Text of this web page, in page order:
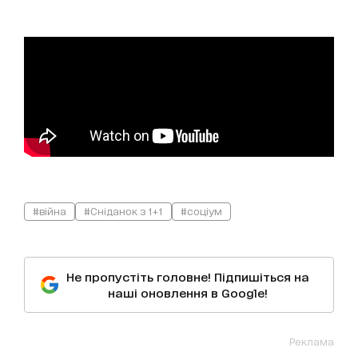
#війна #Сніданок з 1+1 #соціум
Не пропустіть головне! Підпишіться на
наші оновлення в Google!
Реклама